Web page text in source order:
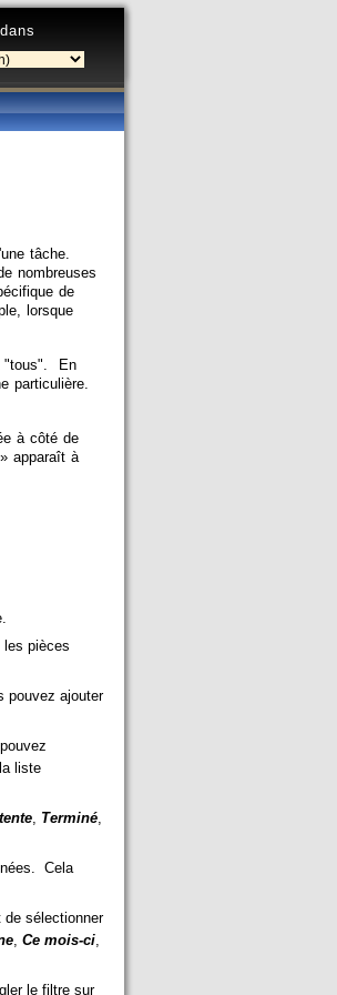
tâche.
nombreuses
de
lorsque
"tous". En
particulière.
à côté de
apparaît à
les pièces
pouvez ajouter
liste
Terminé
Cela
de sélectionner
Ce mois-ci
le filtre sur